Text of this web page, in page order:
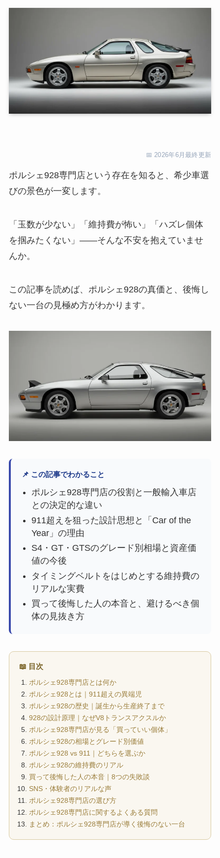
📅 2026年6月最終更新
ポルシェ928専門店という存在を知ると、希少車選
びの景色が一変します。
「玉数が少ない」「維持費が怖い」「ハズレ個体
を掴みたくない」——そんな不安を抱えていませ
んか。
この記事を読めば、ポルシェ928の真価と、後悔し
ない一台の見極め方がわかります。
📌 この記事でわかること
ポルシェ928専門店の役割と一般輸入車店
との決定的な違い
911超えを狙った設計思想と「Car of the
Year」の理由
S4・GT・GTSのグレード別相場と資産価
値の今後
タイミングベルトをはじめとする維持費の
リアルな実費
買って後悔した人の本音と、避けるべき個
体の見抜き方
📖 目次
ポルシェ928専門店とは何か
ポルシェ928とは｜911超えの異端児
ポルシェ928の歴史｜誕生から生産終了まで
928の設計原理｜なぜV8トランスアクスルか
ポルシェ928専門店が見る「買っていい個体」
ポルシェ928の相場とグレード別価値
ポルシェ928 vs 911｜どちらを選ぶか
ポルシェ928の維持費のリアル
買って後悔した人の本音｜8つの失敗談
SNS・体験者のリアルな声
ポルシェ928専門店の選び方
ポルシェ928専門店に関するよくある質問
まとめ：ポルシェ928専門店が導く後悔のない一台